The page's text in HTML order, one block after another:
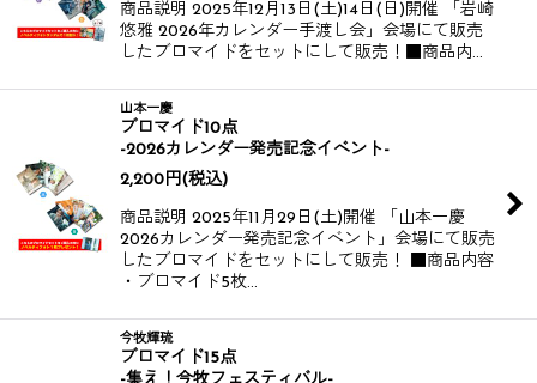
商品説明 2025年12月13日(土)14日(日)開催 「岩崎
悠雅 2026年カレンダー手渡し会」会場にて販売
したブロマイドをセットにして販売！​​​​ ​​​​ ■商品内…
山本一慶
ブロマイド10点
-2026カレンダー発売記念イベント-
2,200 円(税込)
商品説明 2025年11月29日(土)開催 「山本一慶
2026カレンダー発売記念イベント」会場にて販売
したブロマイドをセットにして販売！ ■商品内容
・ブロマイド5枚…
今牧輝琉
ブロマイド15点